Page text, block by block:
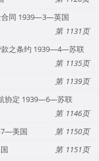
合同 1939—3—英国
1131
之条约 1939—4—苏联
1135
1139
协定 1939—6—苏联
1146
美国
1150
1151